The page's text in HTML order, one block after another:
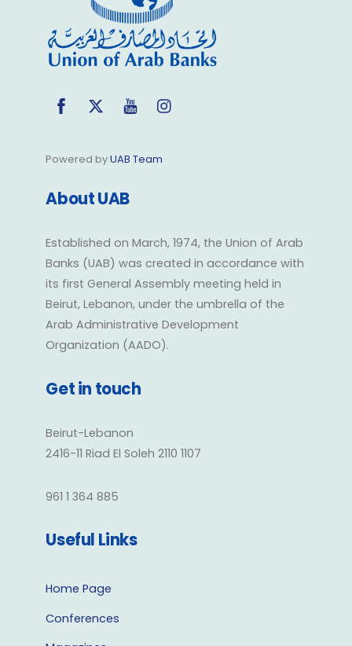
FacebookTwitter YouTube
Powered byUAB Team
About UAB
Established on March, 1974, the Union of Arab
Banks (UAB) was created in accordance with
its first General Assembly meeting held in
Beirut, Lebanon, under the umbrella of the
Arab Administrative Development
Organization (AADO).
Get in touch
Beirut-Lebanon
2416-11 Riad El Soleh 2110 1107
961 1 364 885
Useful Links
Home Page
Conferences